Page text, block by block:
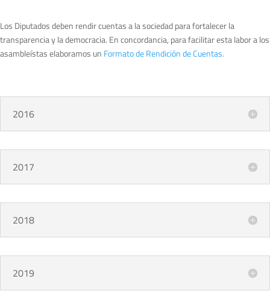
Los Diputados deben rendir cuentas a la sociedad para fortalecer la
transparencia y la democracia. En concordancia, para facilitar esta labor a los
asambleístas elaboramos un Formato de Rendición de Cuentas.
2016
2017
2018
2019